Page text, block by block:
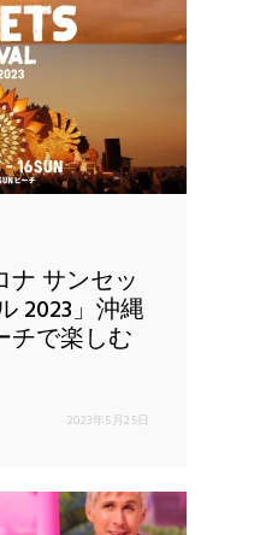
サンセッ
2023」沖縄
チで楽しむ
2023年5月25日